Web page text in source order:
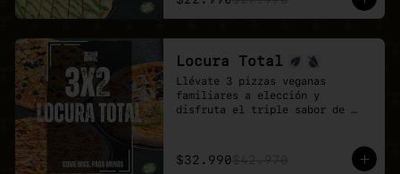
quienes buscan mas sabores.
Locura Total
Llévate 3 pizzas veganas
familiares a elección y
disfruta el triple sabor de
reuniones de trabajo o fines de
semana con hambre de pizza
$32.990